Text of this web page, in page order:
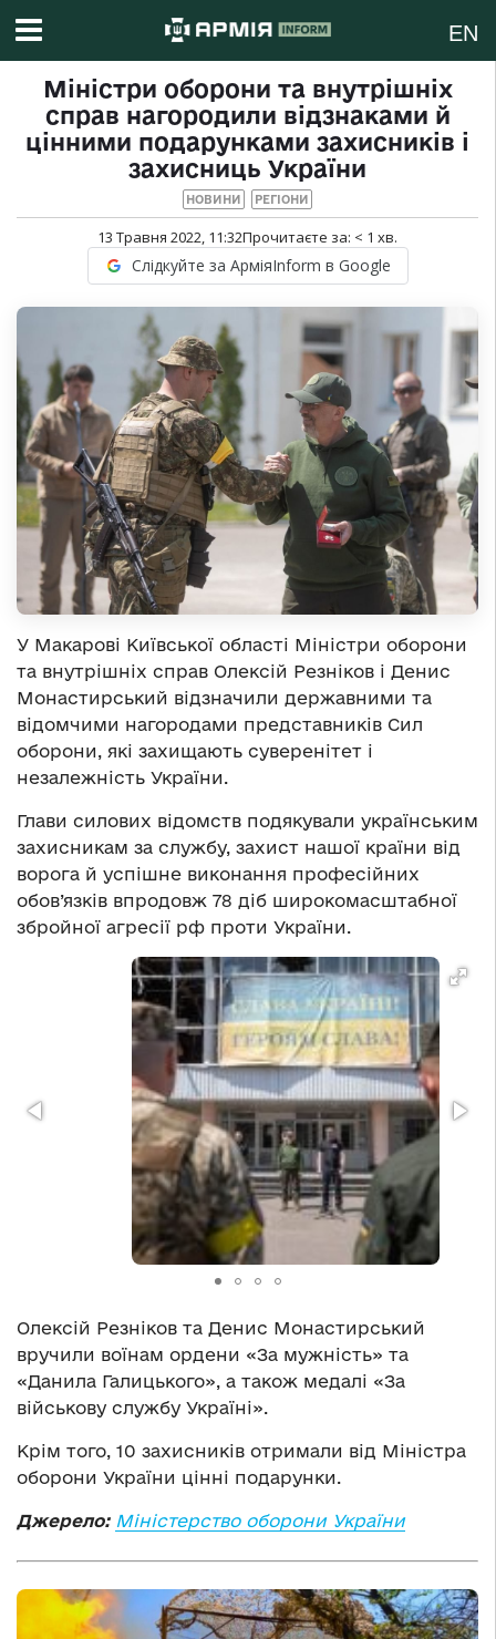
EN
Міністри оборони та внутрішніх
справ нагородили відзнаками й
цінними подарунками захисників і
захисниць України
НОВИНИ РЕГІОНИ
13 Травня 2022, 11:32Прочитаєте за: < 1 хв.
Слідкуйте за АрміяInform в Google
У Макарові Київської області Міністри оборони
та внутрішніх справ Олексій Резніков і Денис
Монастирський відзначили державними та
відомчими нагородами представників Сил
оборони, які захищають суверенітет і
незалежність України.
Глави силових відомств подякували українським
захисникам за службу, захист нашої країни від
ворога й успішне виконання професійних
обов’язків впродовж 78 діб широкомасштабної
збройної агресії рф проти України.
Олексій Резніков та Денис Монастирський
вручили воїнам ордени «За мужність» та
«Данила Галицького», а також медалі «За
військову службу Україні».
Крім того, 10 захисників отримали від Міністра
оборони України цінні подарунки.
Джерело: Міністерство оборони України